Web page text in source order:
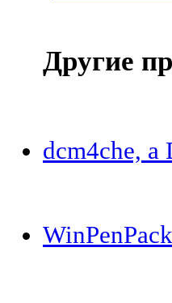
Другие
dcm4che,
WinPenPack